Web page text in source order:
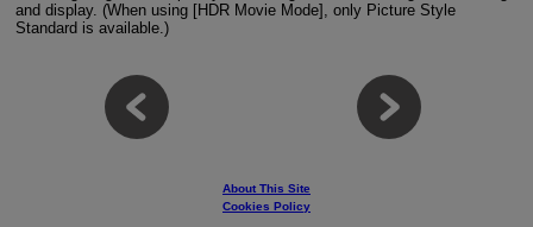
and display. (When using [HDR Movie Mode], only Picture Style
Standard is available.)
About This Site
Cookies Policy